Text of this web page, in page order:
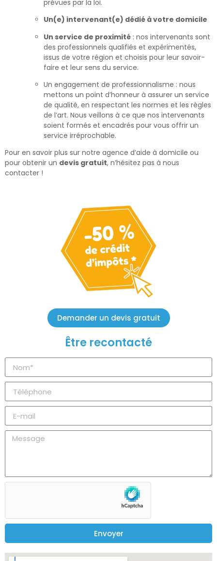
prévues par la loi.
Un(e) intervenant(e) dédié à votre domicile
Un service de proximité : nos intervenants sont
des professionnels qualifiés et expérimentés,
issus de votre région et choisis pour leur savoir-
faire et leur sens du service.
Un engagement de professionnalisme : nous
mettons un point d’honneur à assurer un service
de qualité, en respectant les normes et les règles
de l’art. Nous veillons à ce que nos intervenants
soient formés et encadrés pour vous offrir un
service irréprochable.
Pour en savoir plus sur notre agence d’aide à domicile ou
pour obtenir un devis gratuit, n’hésitez pas à nous
contacter !
Demander un devis gratuit
Être recontacté
Envoyer